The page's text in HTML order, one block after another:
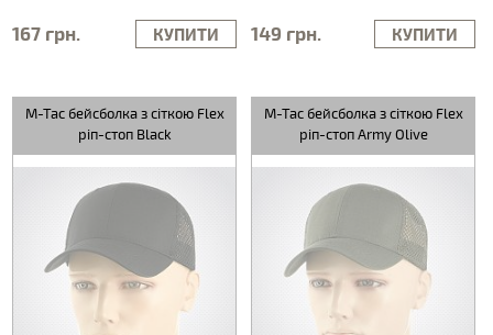
167 грн. КУПИТИ 149 грн. КУПИТИ
M-Tac бейсболка з сіткою Flex
ріп-стоп Black
M-Tac бейсболка з сіткою Flex
ріп-стоп Army Olive